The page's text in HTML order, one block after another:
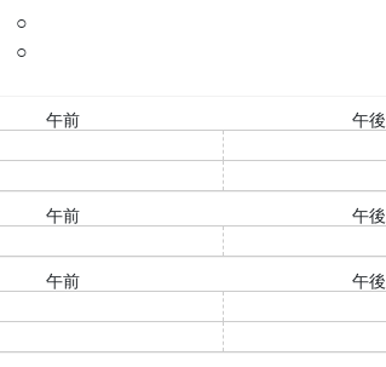
○
○
午前 午後
午前 午後
午前 午後